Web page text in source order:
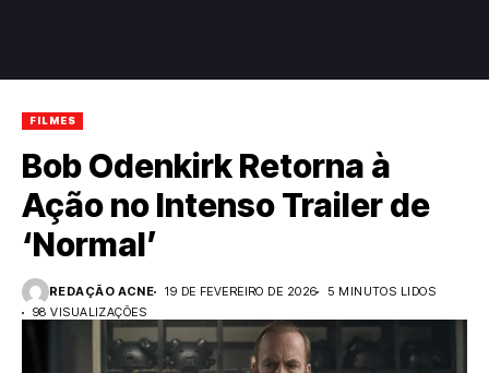
FILMES
Bob Odenkirk Retorna à
Ação no Intenso Trailer de
‘Normal’
REDAÇÃO ACNE 19 DE FEVEREIRO DE 2026
5 MINUTOS LIDOS
98 VISUALIZAÇÕES